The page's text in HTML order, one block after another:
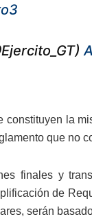
constituyen la
que no
finales y
de
serán